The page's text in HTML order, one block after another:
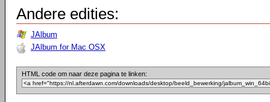
Andere edities:
JAlbum
JAlbum for Mac OSX
HTML code om naar deze pagina te linken: